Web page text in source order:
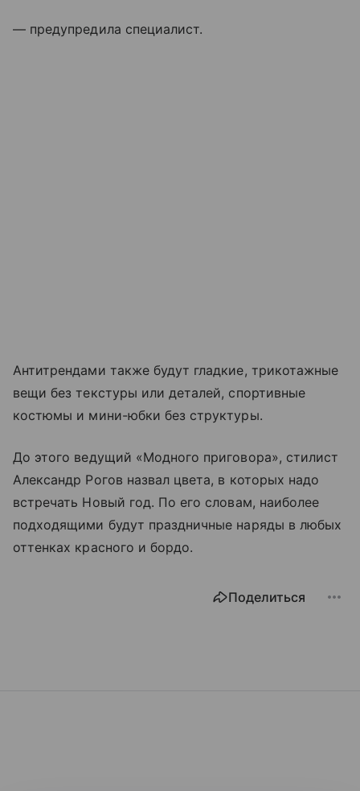
— предупредила специалист.
Антитрендами также будут гладкие, трикотажные
вещи без текстуры или деталей, спортивные
костюмы и мини-юбки без структуры.
До этого ведущий «Модного приговора», стилист
Александр Рогов назвал цвета, в которых надо
встречать Новый год. По его словам, наиболее
подходящими будут праздничные наряды в любых
оттенках красного и бордо.
Поделиться